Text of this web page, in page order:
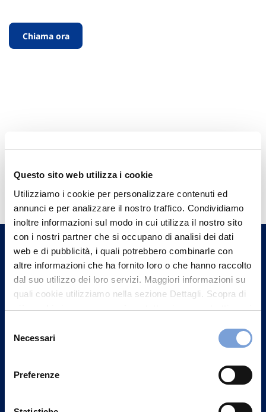
Questo sito web utilizza i cookie
Utilizziamo i cookie per personalizzare contenuti ed
annunci e per analizzare il nostro traffico. Condividiamo
inoltre informazioni sul modo in cui utilizza il nostro sito
con i nostri partner che si occupano di analisi dei dati
web e di pubblicità, i quali potrebbero combinarle con
altre informazioni che ha fornito loro o che hanno raccolto
dal suo utilizzo dei loro servizi. Maggiori informazioni su
quali cookie utilizziamo nella sezione Dettagli. Scopra di
più su chi siamo, come può contattarci e come trattiamo i
può trovare nel footer del sito nella sezione "Informativa
delNecessari
Preferenze
Chiama ora
Hai bisogno di
informazioni?
Trova l'Agenzia più vicina a te e parla con
un nostro Agente.
Contattaci